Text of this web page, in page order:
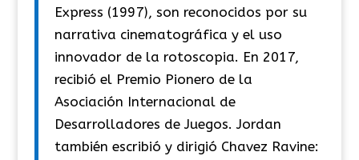
Express (1997), son reconocidos por su
narrativa cinematográfica y el uso
innovador de la rotoscopia. En 2017,
recibió el Premio Pionero de la
Asociación Internacional de
Desarrolladores de Juegos. Jordan
también escribió y dirigió Chavez Ravine: